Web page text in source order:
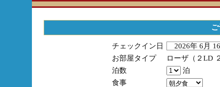
チェックイン日
2026年 6月
お部屋タイプ
ローザ（２LD
泊数
泊
食事